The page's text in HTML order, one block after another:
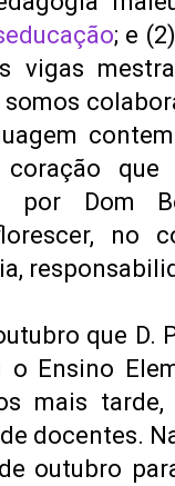
; e
vigas
por Dom
no
que D.
o Ensino
mais tarde,
docentes.
outubro